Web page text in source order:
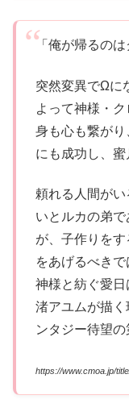
「俺が帰るの
突然変異でΩに
よって神様・ク
身も心も繋が
にも成功し、蜜
頼れる人間が
いとルカの弟
が、子作りを
をあげるべき
神様と紡ぐ愛日
渚アユムが描
ンタジー待望の
https://www.cmoa.jp/